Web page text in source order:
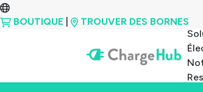
BOUTIQUE
TROUVER DES BORNES